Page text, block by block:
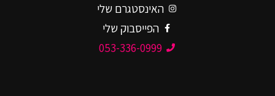
האינסטגרם שלי
הפייסבוק שלי
053-336-0999